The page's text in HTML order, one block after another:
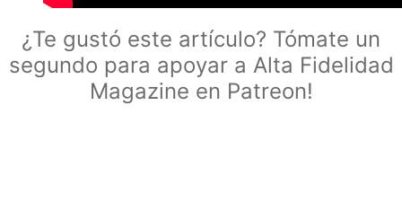
¿Te gustó este artículo? Tómate un
segundo para apoyar a Alta Fidelidad
Magazine en Patreon!